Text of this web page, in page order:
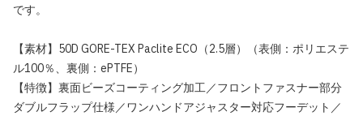
です。
【素材】50D GORE-TEX Paclite ECO（2.5層）（表側：ポリエステ
ル100％、裏側：ePTFE）
【特徴】裏面ビーズコーティング加工／フロントファスナー部分
ダブルフラップ仕様／ワンハンドアジャスター対応フーデット／